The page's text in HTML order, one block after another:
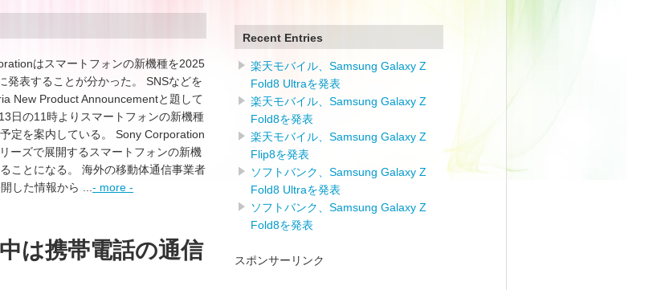
はスマートフォンの新機種を2025
発表することが分かった。 SNSなどを
New Product Announcementと題して
日の11時よりスマートフォンの新機種
定を案内している。 Sony Corporation
ーズで展開するスマートフォンの新機
ことになる。 海外の移動体通信事業者
した情報から ... - more -
は携帯電話の通信
Recent Entries
楽天モバイル、Samsung Galaxy Z
Fold8 Ultraを発表
楽天モバイル、Samsung Galaxy Z
Fold8を発表
楽天モバイル、Samsung Galaxy Z
Flip8を発表
ソフトバンク、Samsung Galaxy Z
Fold8 Ultraを発表
ソフトバンク、Samsung Galaxy Z
Fold8を発表
スポンサーリンク